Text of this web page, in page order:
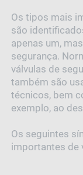
Os tipos mais
são
apenas um,
segurança.
válvulas de
também são
técnicos, bem
exemplo, ao
Os seguintes
importantes de